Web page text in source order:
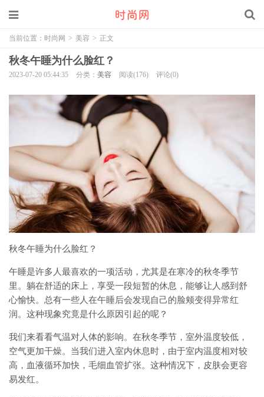
当前位置： 时尚网 > 美容 > 正文
秋冬午睡为什么脸红？
2023-07-20 05:44:35 分类： 美容 阅读(176) 评论(0)
秋冬午睡为什么脸红？
午睡是许多人最喜欢的一项活动，尤其是在寒冷的秋冬季节
里。躺在舒适的床上，享受一段短暂的休息，能够让人感到舒
心愉快。总有一些人在午睡后会发现自己的脸颊变得异常红
润。这种现象究竟是什么原因引起的呢？
我们来看看气温对人体的影响。在秋冬季节，室外温度较低，
空气更加干燥。当我们进入室内休息时，由于室内温度相对较
高，血液循环加快，毛细血管扩张。这种情况下，皮肤会更容
易发红。